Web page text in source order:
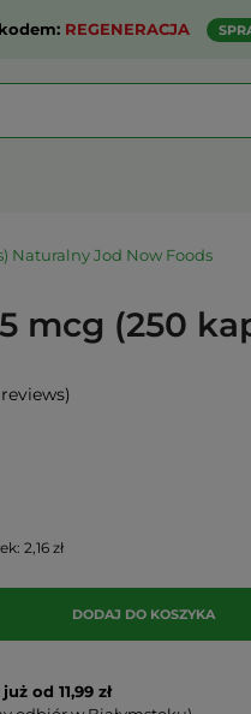
REGENERACJA
Naturalny Jod Now Foods
mcg (250
reviews)
2,16 zł
DODAJ DO KOSZYKA
od 11,99 zł